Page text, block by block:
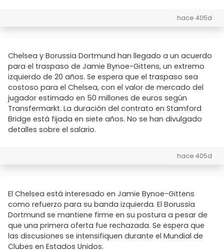
hace 405d
Chelsea y Borussia Dortmund han llegado a un acuerdo
para el traspaso de Jamie Bynoe-Gittens, un extremo
izquierdo de 20 años. Se espera que el traspaso sea
costoso para el Chelsea, con el valor de mercado del
jugador estimado en 50 millones de euros según
Transfermarkt. La duración del contrato en Stamford
Bridge está fijada en siete años. No se han divulgado
detalles sobre el salario.
hace 405d
El Chelsea está interesado en Jamie Bynoe-Gittens
como refuerzo para su banda izquierda. El Borussia
Dortmund se mantiene firme en su postura a pesar de
que una primera oferta fue rechazada. Se espera que
las discusiones se intensifiquen durante el Mundial de
Clubes en Estados Unidos.